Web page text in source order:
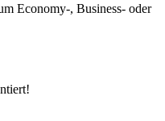
Economy-, Business- oder